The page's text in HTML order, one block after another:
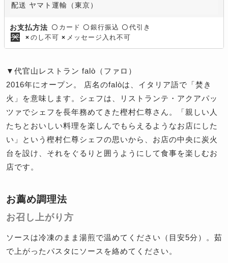
配送 ヤマト運輸（東京）
お支払方法 〇 カード 〇 銀行振込 〇 代引き
× のし不可 × メッセージ入れ不可
▼代官山レストラン falò（ファロ）
2016年にオープン。 店名のfalòは、イタリア語で「焚き
火」を意味します。シェフは、リストランテ・アクアパッ
ツァでシェフを長年務めてきた樫村仁尊さん。「親しい人
たちとおいしい料理を楽しんでもらえるようなお店にした
い」という樫村仁尊シェフの思いから、お店の中央に炭火
台を設け、それをぐるりと囲うようにして食事を楽しむお
店です。
お薦め調理法
お召し上がり方
ソースは冷凍のまま湯煎で温めてください（目安5分）。茹
で上がったパスタにソースを絡めてください。